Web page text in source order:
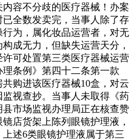
容不分歧的医疗器械！办案
全数发卖完，当事人除了存
为，属化妆品运营者，对无
成无力，但缺失运营天分，
可处置第三类医疗器械运营
条例》第四十二条第一款
购进该医疗器械10盒，对云
视查抄。当事人未取得《药
市场监视办理局正在核查赞
店货架上陈列眼镜护理液，
述6类眼镜护理液属于第三